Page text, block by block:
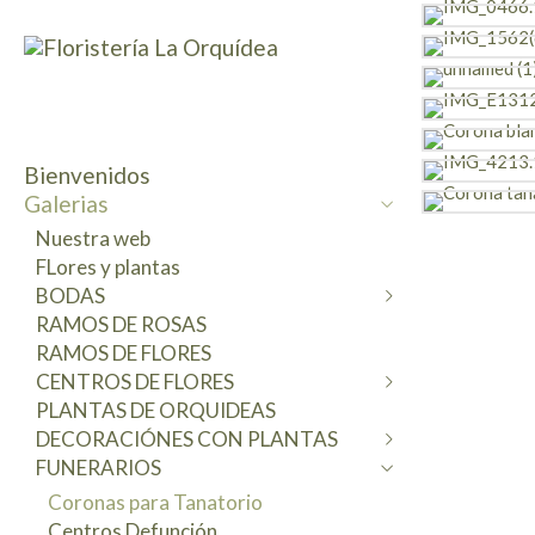
Bienvenidos
Galerias
Nuestra web
FLores y plantas
BODAS
Ramos de novia
Bodas civiles
Decoraciones Masias-Fincas
Bodas religiosas
Centros de mesa
Coronitas florales
Tocados-Coronas Complementos
preservados
RAMOS DE ROSAS
RAMOS DE FLORES
CENTROS DE FLORES
Centros Variados
Centros de Rosas
Cestas-Capazos Rústicos
Composiciones Originales
PLANTAS DE ORQUIDEAS
DECORACIÓNES CON PLANTAS
Cestas y centros de plantas
Plantas de Interior
FUNERARIOS
Coronas para Tanatorio